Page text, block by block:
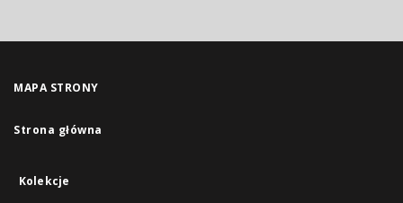
MAPA STRONY
Strona główna
Kolekcje